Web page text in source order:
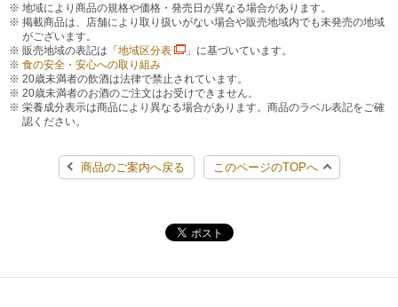
地域により商品の規格や価格・発売日が異なる場合があります。
掲載商品は、店舗により取り扱いがない場合や販売地域内でも未発売の地域
がございます。
販売地域の表記は「 地域区分表
」に基づいています。
食の安全・安心への取り組み
20歳未満者の飲酒は法律で禁止されています。
20歳未満者のお酒のご注文はお受けできません。
栄養成分表示は商品により異なる場合があります。商品のラベル表記をご確
認ください。
商品のご案内へ戻る このページのTOPへ